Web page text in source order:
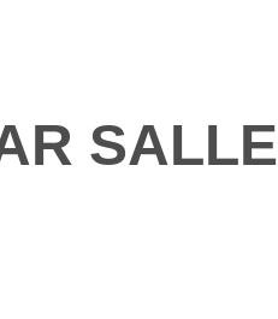
SALLE